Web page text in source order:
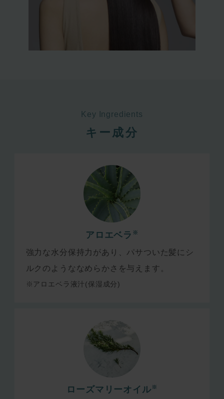
Key Ingredients
キー成分
アロエベラ ※
強力な水分保持力があり、パサついた髪にシ
ルクのようななめらかさを与えます。
※アロエベラ液汁(保湿成分)
ローズマリーオイル ※